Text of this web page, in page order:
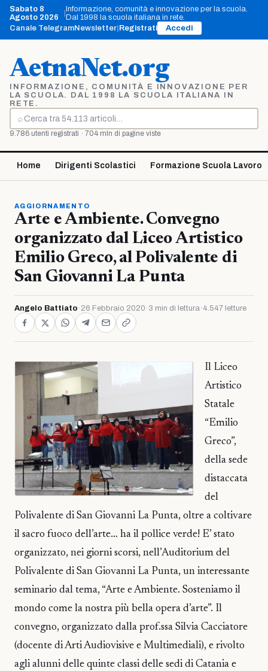
Vai
contenuto
Sabato 8
Agosto 2026
Informazione, comunità e innovazione per la scuola.
Dal 1998 la scuola italiana in rete.
Canale TelegramNewsletter Registrati Accedi
AetnaNet.org
INFORMAZIONE, COMUNITÀ E INNOVAZIONE PER
LA SCUOLA. DAL 1998 LA SCUOLA ITALIANA IN
RETE.
⌕
Cerca
9.786 utenti registrati · 704 mln di pagine viste
Home Dirigenti Scolastici Formazione Scuola Lavoro
AGGIORNAMENTO
Arte e Ambiente. Convegno
organizzato dal Liceo Artistico
Emilio Greco, al Polivalente di
San Giovanni La Punta
Angelo Battiato · 26 Febbraio 2020 · 3 min di lettura· 4.547 letture
Il Liceo
Artistico
Statale
“Emilio
Greco”,
della sede
distaccata
del
Polivalente di San Giovanni La Punta, oltre a coltivare
il sacro fuoco dell’arte… ha il pollice verde! E’ stato
organizzato, nei giorni scorsi, nell’Auditorium del
Polivalente di San Giovanni La Punta, un interessante
seminario dal tema, “Arte e Ambiente. Sosteniamo il
mondo come la nostra più bella opera d’arte”. Il
convegno, organizzato dalla prof.ssa Silvia Cacciatore
(docente di Arti Audiovisive e Multimediali), e rivolto
agli alunni delle quinte classi delle sedi di Catania e